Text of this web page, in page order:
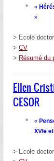
«
»
> Ecole
> CV
> Résumé du
Ellen
CESOR
«
XVIe
> Ecole